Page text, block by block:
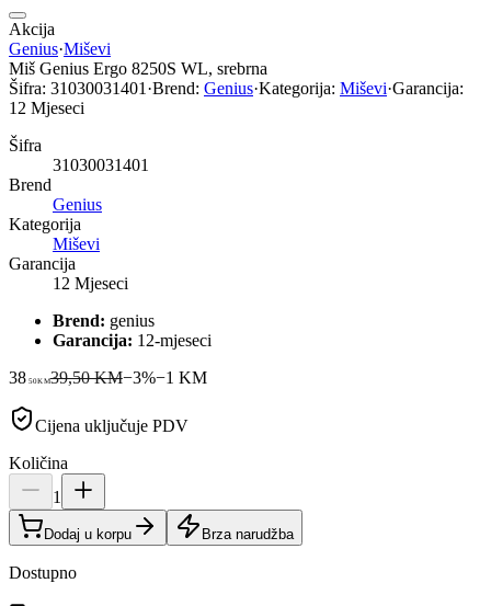
Akcija
Genius·Miševi
Miš Genius Ergo 8250S WL, srebrna
Šifra: 31030031401 ·Brend: Genius·Kategorija: Miševi·Garancija:
12 Mjeseci
Šifra
31030031401
Brend
Genius
Kategorija
Miševi
Garancija
12 Mjeseci
Brend: genius
Garancija: 12-mjeseci
38 50KM39,50 KM−3%−1 KM
Cijena uključuje PDV
Količina
1
Dodaj u korpu Brza narudžba
Dostupno